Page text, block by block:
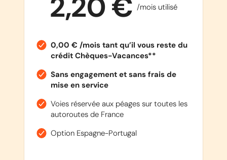
/mois utilisé
0,00 € /mois tant qu’il vous reste du
crédit Chèques-Vacances**
Sans engagement et sans frais de
mise en service
Voies réservée aux péages sur toutes les
autoroutes de France
Option Espagne-Portugal